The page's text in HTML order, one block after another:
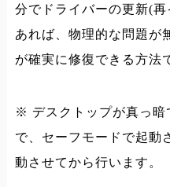
分でドライバーの更新(
あれば、物理的な問題が
が確実に修復できる方法
※ デスクトップが真っ暗
で、セーフモードで起動
動させてから行います。